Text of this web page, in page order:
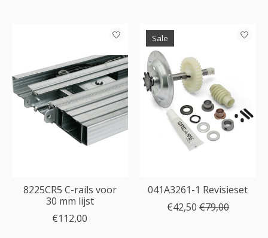
8225CR5 C-rails voor
30 mm lijst
€112,00
Sale
041A3261-1 Revisieset
€42,50 €79,00